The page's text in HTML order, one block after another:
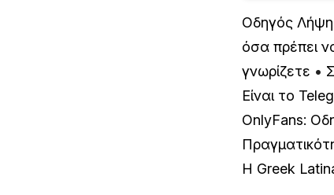
Οδηγός
όσα πρέπει
γνωρίζετε •
Είναι το
OnlyFans:
Η Greek